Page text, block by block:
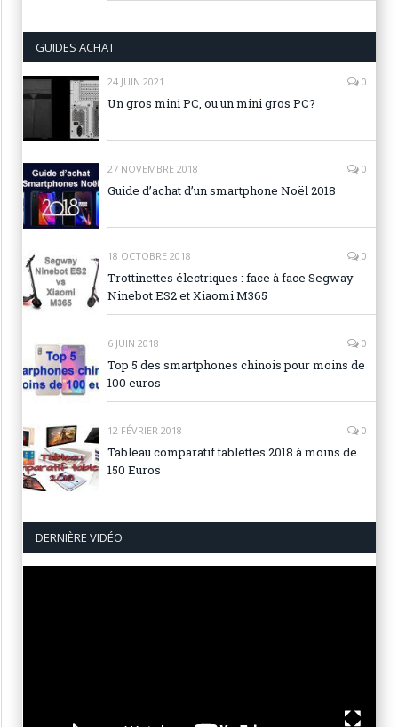
GUIDES ACHAT
24 JUIN 2021 0
Un gros mini PC, ou un mini gros PC?
27 NOVEMBRE 2018 0
Guide d’achat d’un smartphone Noël 2018
18 OCTOBRE 2018 0
Trottinettes électriques : face à face Segway
Ninebot ES2 et Xiaomi M365
6 JUIN 2018 0
Top 5 des smartphones chinois pour moins de
100 euros
12 FÉVRIER 2018 0
Tableau comparatif tablettes 2018 à moins de
150 Euros
DERNIÈRE VIDÉO